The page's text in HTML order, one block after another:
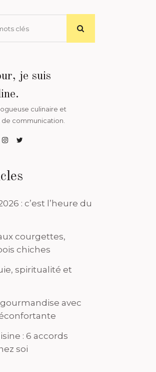
je suis
culinaire et
communication.
: c’est l’heure du
courgettes,
chiches
spiritualité et
avec
: 6 accords
soi